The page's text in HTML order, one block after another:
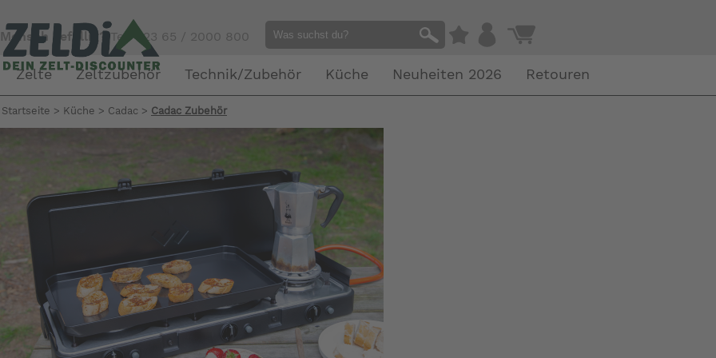
Mensch gefällig? Tel. 023 65 / 2000 800
Zelte Zeltzubehör Technik/Zubehör Küche Neuheiten 2026 Retouren
Startseite > Küche > Cadac > Cadac Zubehör